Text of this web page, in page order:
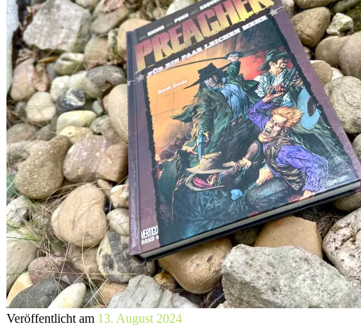
Veröffentlicht am 13. August 2024